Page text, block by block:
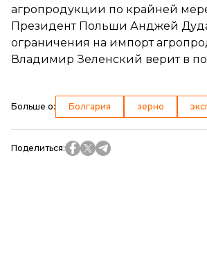
агропродукции по крайней
Президент Польши Анджей
ограничения на импорт
Владимир Зеленский верит в
Больше о: Болгария зерно
Поделиться: